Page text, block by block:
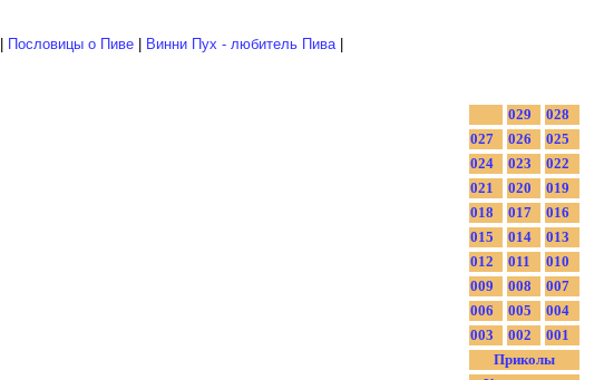
Пословицы о Пиве Винни Пух - любитель Пива
029
028
027
026
025
024
023
022
021
020
019
018
017
016
015
014
013
012
011
010
009
008
007
006
005
004
003
002
001
Приколы